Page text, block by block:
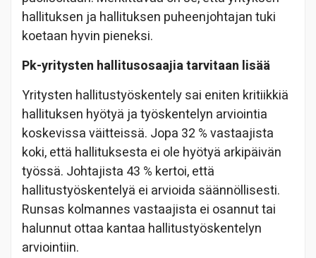
hallituksen ja hallituksen puheenjohtajan tuki
koetaan hyvin pieneksi.
Pk-yritysten hallitusosaajia tarvitaan lisää
Yritysten hallitustyöskentely sai eniten kritiikkiä
hallituksen hyötyä ja työskentelyn arviointia
koskevissa väitteissä. Jopa 32 % vastaajista
koki, että hallituksesta ei ole hyötyä arkipäivän
työssä. Johtajista 43 % kertoi, että
hallitustyöskentelyä ei arvioida säännöllisesti.
Runsas kolmannes vastaajista ei osannut tai
halunnut ottaa kantaa hallitustyöskentelyn
arviointiin.